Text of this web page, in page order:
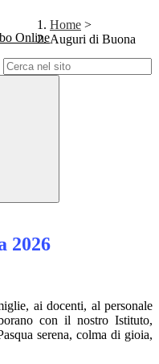
Online
Home >
Auguri di Buona
2026
ai docenti, al personale
con il nostro Istituto,
serena, colma di gioia,